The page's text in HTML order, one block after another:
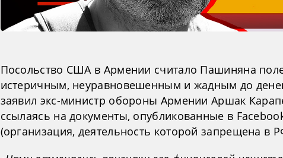
Посольство США в Армении считало Пашиняна
истеричным, неуравновешенным и жадным до
заявил экс-министр обороны Армении Аршак
ссылаясь на документы, опубликованные в
(организация, деятельность которой запрещена в